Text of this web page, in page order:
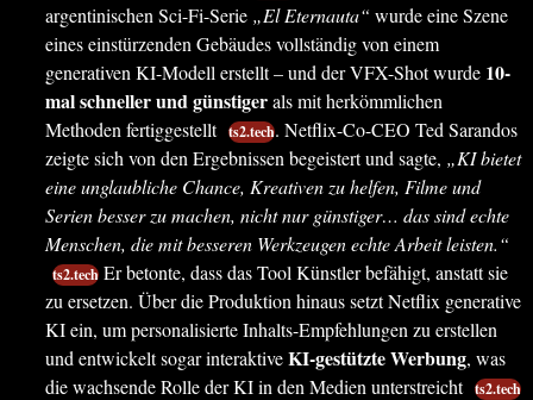
argentinischen Sci-Fi-Serie „El Eternauta“ wurde eine Szene
eines einstürzenden Gebäudes vollständig von einem
generativen KI-Modell erstellt – und der VFX-Shot wurde 10-
mal schneller und günstigerals mit herkömmlichen
Methoden fertiggestellt ts2.tech. Netflix-Co-CEO Ted Sarandos
zeigte sich von den Ergebnissen begeistert und sagte, „KI bietet
eine unglaubliche Chance, Kreativen zu helfen, Filme und
Serien besser zu machen, nicht nur günstiger… das sind echte
Menschen, die mit besseren Werkzeugen echte Arbeit leisten.“
ts2.tech Er betonte, dass das Tool Künstler befähigt, anstatt sie
zu ersetzen. Über die Produktion hinaus setzt Netflix generative
KI ein, um personalisierte Inhalts-Empfehlungen zu erstellen
und entwickelt sogar interaktiveKI-gestützte Werbung, was
die wachsende Rolle der KI in den Medien unterstreicht ts2.tech